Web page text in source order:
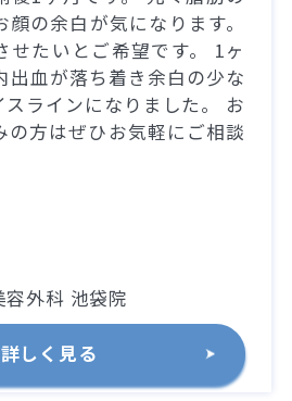
の余白が気になります。
せたいとご希望です。 1ヶ
出血が落ち着き余白の少な
ラインになりました。 お
の方はぜひお気軽にご相談
外科 池袋院
詳しく見る